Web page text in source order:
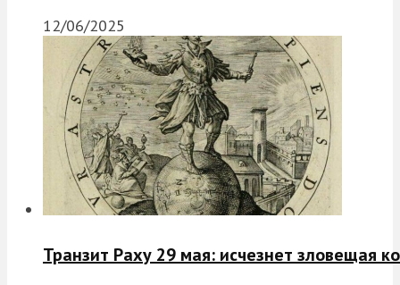
12/06/2025
Транзит Раху 29 мая: исчезнет зловещая